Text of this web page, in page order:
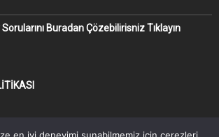
Sorularını Buradan Çözebilirisniz Tıklayın